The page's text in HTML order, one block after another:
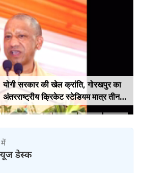
योगी सरकार की खेल क्रांति, गोरखपुर का
अंतरराष्ट्रीय क्रिकेट स्टेडियम मात्र तीन
महीने में लगभग 20% तैयार
डेस्क